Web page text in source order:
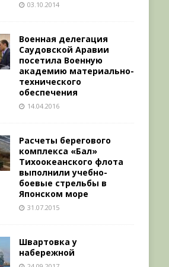
03.10.2014
Военная делегация
Саудовской Аравии
посетила Военную
академию материально-
технического
обеспечения
14.04.2016
Расчеты берегового
комплекса «Бал»
Тихоокеанского флота
выполнили учебно-
боевые стрельбы в
Японском море
31.07.2015
Швартовка у
набережной